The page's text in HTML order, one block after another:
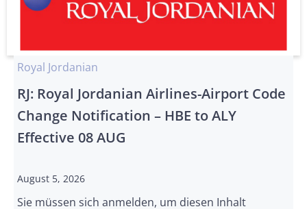
Royal Jordanian
RJ: Royal Jordanian Airlines-Airport Code
Change Notification – HBE to ALY
Effective 08 AUG
August 5, 2026
Sie müssen sich anmelden, um diesen Inhalt